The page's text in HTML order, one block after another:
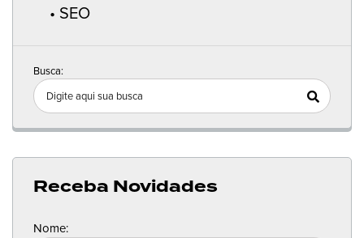
SEO
Busca:
Receba Novidades
Nome: